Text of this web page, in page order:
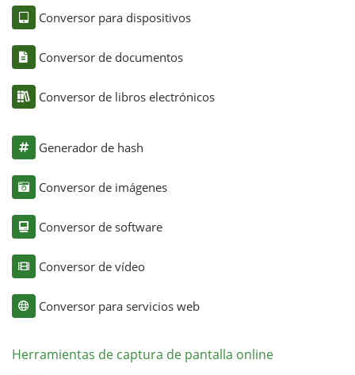
Conversor para dispositivos
Conversor de documentos
Conversor de libros electrónicos
Generador de hash
Conversor de imágenes
Conversor de software
Conversor de vídeo
Conversor para servicios web
Herramientas de captura de pantalla online